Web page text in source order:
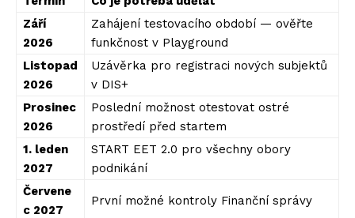
Září
2026
Zahájení testovacího období — ověřte
funkčnost v Playground
Listopad
2026
Uzávěrka pro registraci nových subjektů
v DIS+
Prosinec
2026
Poslední možnost otestovat ostré
prostředí před startem
1. leden
2027
START EET 2.0 pro všechny obory
podnikání
Červene
c 2027
První možné kontroly Finanční správy